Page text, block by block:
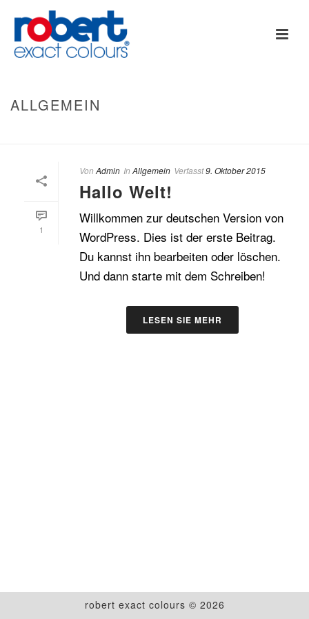
ALLGEMEIN
1
Von Admin In Allgemein Verfasst9. Oktober 2015
Hallo Welt!
Willkommen zur deutschen Version von
WordPress. Dies ist der erste Beitrag.
Du kannst ihn bearbeiten oder löschen.
Und dann starte mit dem Schreiben!
LESEN SIE MEHR
robert exact colours © 2026